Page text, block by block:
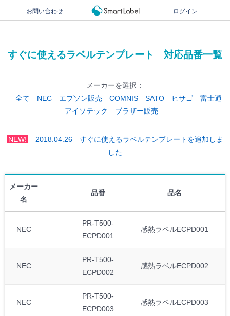
お問い合わせ ログイン
すぐに使えるラベルテンプレート 対応品番一覧
メーカーを選択：
全て
NEC エプソン販売 COMNIS SATO ヒサゴ
富士通
アイソテック
ブラザー販売
NEW!
2018.04.26 すぐに使えるラベルテンプレートを追加しま
した
メーカー
名
品番 品名
NEC
PR-T500-
ECPD001
感熱ラベルECPD001
NEC
PR-T500-
ECPD002
感熱ラベルECPD002
NEC
PR-T500-
ECPD003
感熱ラベルECPD003